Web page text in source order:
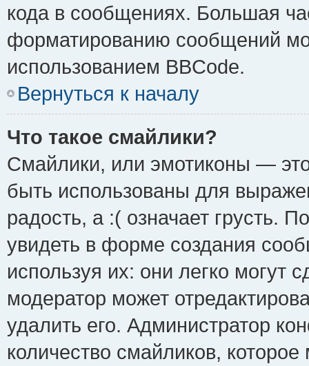
кода в сообщениях. Большая
форматированию сообщений
использованием BBCode.
Вернуться к началу
Что такое смайлики?
Смайлики, или эмотиконы —
быть использованы для
радость, а :( означает грусть.
увидеть в форме создания
используя их: они легко могут
модератор может
удалить его. Администратор
количество смайликов,